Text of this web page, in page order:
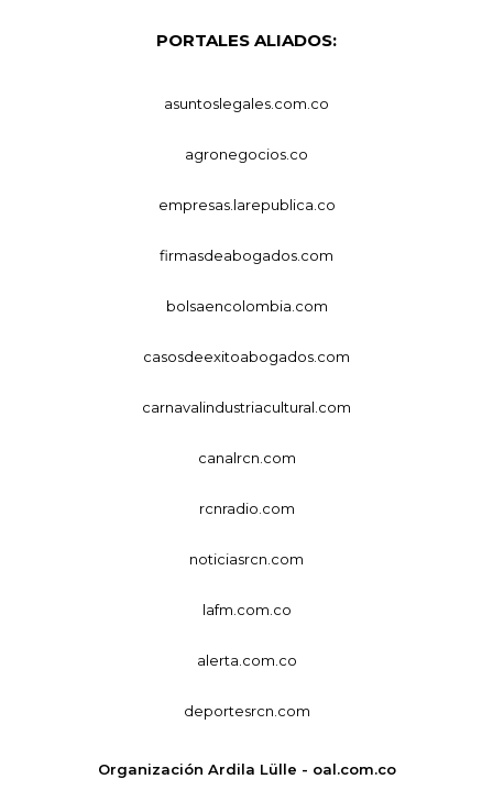
PORTALES ALIADOS:
asuntoslegales.com.co
agronegocios.co
empresas.larepublica.co
firmasdeabogados.com
bolsaencolombia.com
casosdeexitoabogados.com
carnavalindustriacultural.com
canalrcn.com
rcnradio.com
noticiasrcn.com
lafm.com.co
alerta.com.co
deportesrcn.com
Organización Ardila Lülle - oal.com.co